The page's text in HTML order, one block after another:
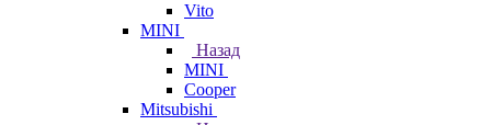
Vito
MINI
Назад
MINI
Cooper
Mitsubishi